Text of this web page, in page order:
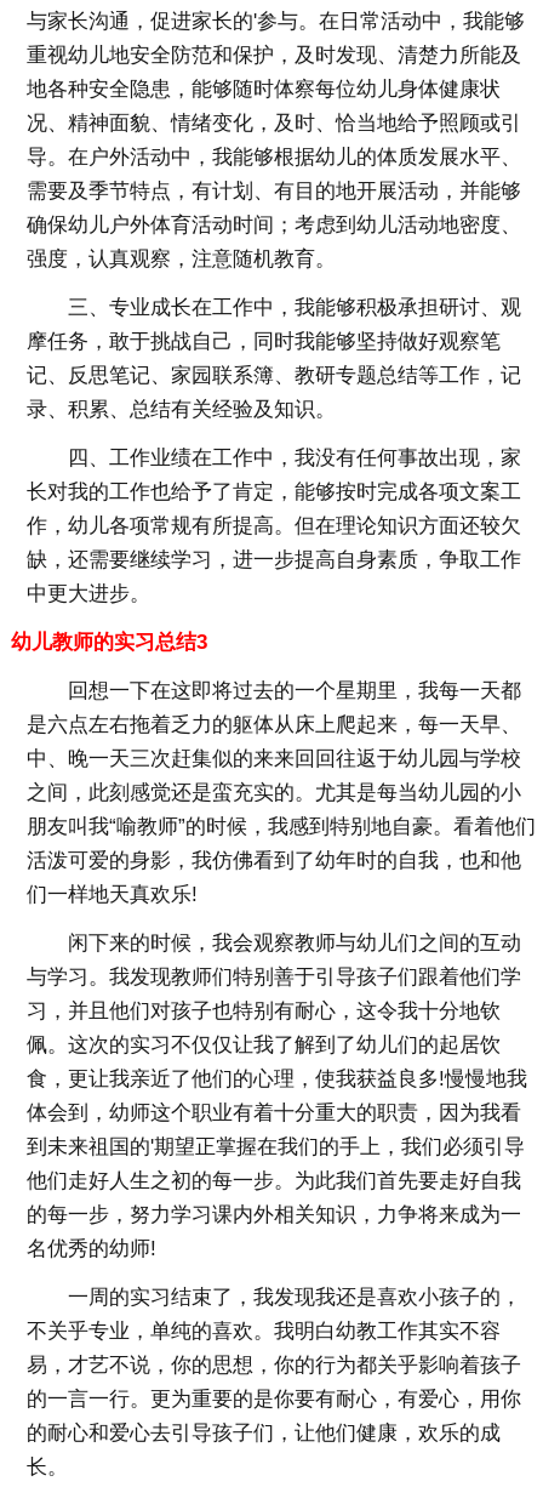
与家长沟通，促进家长的'参与。在日常活动中，我能够
重视幼儿地安全防范和保护，及时发现、清楚力所能及
地各种安全隐患，能够随时体察每位幼儿身体健康状
况、精神面貌、情绪变化，及时、恰当地给予照顾或引
导。在户外活动中，我能够根据幼儿的体质发展水平、
需要及季节特点，有计划、有目的地开展活动，并能够
确保幼儿户外体育活动时间；考虑到幼儿活动地密度、
强度，认真观察，注意随机教育。
三、专业成长在工作中，我能够积极承担研讨、观
摩任务，敢于挑战自己，同时我能够坚持做好观察笔
记、反思笔记、家园联系簿、教研专题总结等工作，记
录、积累、总结有关经验及知识。
四、工作业绩在工作中，我没有任何事故出现，家
长对我的工作也给予了肯定，能够按时完成各项文案工
作，幼儿各项常规有所提高。但在理论知识方面还较欠
缺，还需要继续学习，进一步提高自身素质，争取工作
中更大进步。
幼儿教师的实习总结3
回想一下在这即将过去的一个星期里，我每一天都
是六点左右拖着乏力的躯体从床上爬起来，每一天早、
中、晚一天三次赶集似的来来回回往返于幼儿园与学校
之间，此刻感觉还是蛮充实的。尤其是每当幼儿园的小
朋友叫我“喻教师”的时候，我感到特别地自豪。看着他们
活泼可爱的身影，我仿佛看到了幼年时的自我，也和他
们一样地天真欢乐!
闲下来的时候，我会观察教师与幼儿们之间的互动
与学习。我发现教师们特别善于引导孩子们跟着他们学
习，并且他们对孩子也特别有耐心，这令我十分地钦
佩。这次的实习不仅仅让我了解到了幼儿们的起居饮
食，更让我亲近了他们的心理，使我获益良多!慢慢地我
体会到，幼师这个职业有着十分重大的职责，因为我看
到未来祖国的'期望正掌握在我们的手上，我们必须引导
他们走好人生之初的每一步。为此我们首先要走好自我
的每一步，努力学习课内外相关知识，力争将来成为一
名优秀的幼师!
一周的实习结束了，我发现我还是喜欢小孩子的，
不关乎专业，单纯的喜欢。我明白幼教工作其实不容
易，才艺不说，你的思想，你的行为都关乎影响着孩子
的一言一行。更为重要的是你要有耐心，有爱心，用你
的耐心和爱心去引导孩子们，让他们健康，欢乐的成
长。